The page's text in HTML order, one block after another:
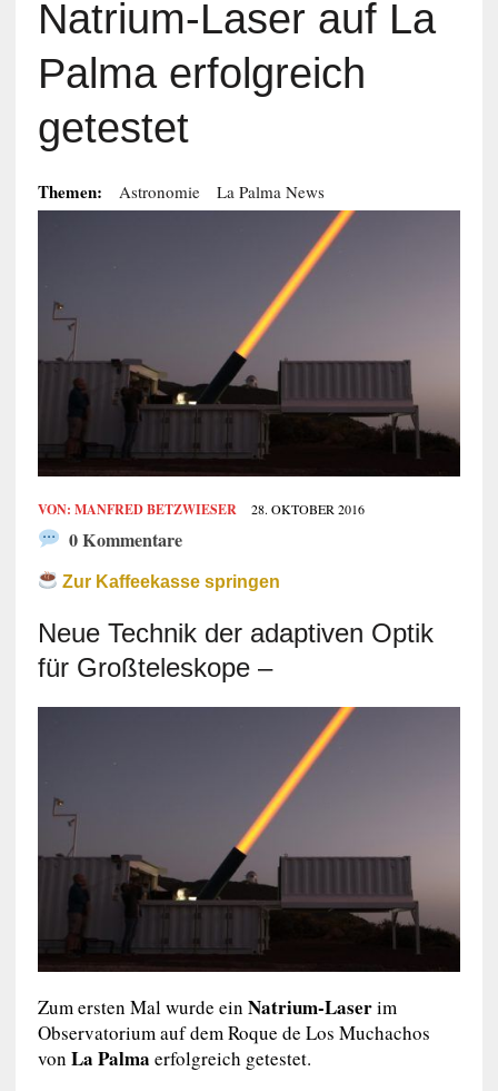
Natrium-Laser auf La
Palma erfolgreich
getestet
Themen: Astronomie La Palma News
VON: MANFRED BETZWIESER 28. OKTOBER 2016
0 Kommentare
Zur Kaffeekasse springen
Neue Technik der adaptiven Optik
für Großteleskope –
Zum ersten Mal wurde ein Natrium-Laserim
Observatorium auf dem Roque de Los Muchachos
von La Palma erfolgreich getestet.